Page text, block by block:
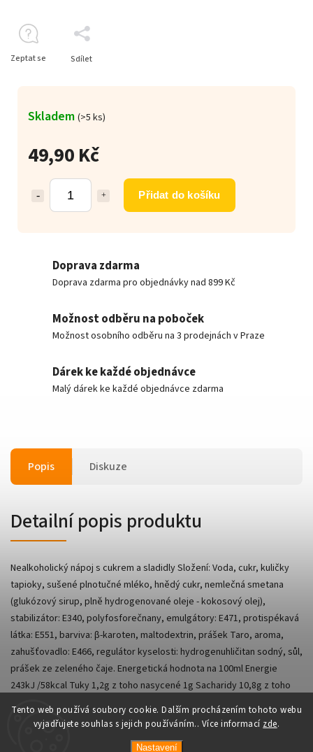
Tento web používá soubory cookie. Dalším procházením tohoto webu
vyjadřujete souhlas s jejich používáním.. Více informací zde.
Nastavení
49,90 Kč
Přidat do košíku
Skladem (>5 ks)
Zeptat se Sdílet
Doprava zdarma
Doprava zdarma pro objednávky nad 899 Kč
Možnost odběru na poboček
Možnost osobního odběru na 3 prodejnách v Praze
Dárek ke každé objednávce
Malý dárek ke každé objednávce zdarma
Popis Diskuze
Detailní popis produktu
Nealkoholický nápoj s cukrem a sladidly Složení: Voda, cukr, kuličky
tapioky, sušené plnotučné mléko, hnědý cukr, nemlečná smetana
(glukózový sirup, plně hydrogenované oleje - kokosový olej),
stabilizátor: E340, polyfosforečnany, emulgátory: E471, protispékavá
látka: E551, barviva: β-karoten, maltodextrin, prášek Taro, aroma,
zahušťovadlo: E466, regulátor kyselosti: hydrogenuhličitan sodný, sůl,
prášek ze zeleného čaje. Energetická hodnota na 100ml Energie
243kJ /58kcal Tuky 1,2g z toho nasycené 1g Sacharidy 10,8g z toho
cukry 9,9g Proteiny 1 g Sůl 0,02g